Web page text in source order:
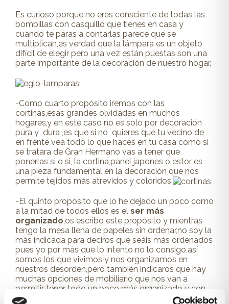
Es curioso porque no eres consciente de todas las
bombillas con casquillo que tienes en casa y
cuando te paras a contarlas parece que se
multiplican,es verdad que la lámpara es un objeto
difícil de elegir pero una vez están puestas son una
parte importante de la decoración de nuestro hogar.
-Como cuarto propósito iremos con las
cortinas,esas grandes olvidadas en muchos
hogares,y en este caso no es solo por decoración
pura y dura ,es que si no quieres que tu vecino de
en frente vea todo lo que haces en tu casa como si
se tratara de Gran Hermano vas a tener que
ponerlas si o si, la cortina,panel japones o estor es
una pieza fundamental en la decoración que nos
permite tejidos más atrevidos y coloridos.
-El quinto propósito que lo he dejado un poco como
a la mitad de todos ellos es el ser más
organizado,os escribo este propósito y mientras
tengo la mesa llena de papeles sin ordenar,no soy la
más indicada para deciros que seáis más ordenados
pues yo por más que lo intento no lo consigo,así
somos los que vivimos y nos organizamos en
nuestros desorden,pero también indicaros que hay
muchas opciones de mobiliario que nos van a
permitir tener todo un poco más organizado y con
un poco de tesón quizá consigamos saber al menos